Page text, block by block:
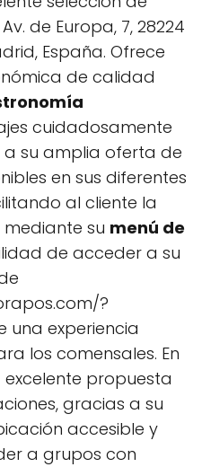
de Europa, 7, 28224
España. Ofrece
de calidad
cuidadosamente
su amplia oferta de
en sus diferentes
al cliente la
su menú de
de acceder a su
?
una experiencia
los comensales. En
propuesta
gracias a su
accesible y
a grupos con